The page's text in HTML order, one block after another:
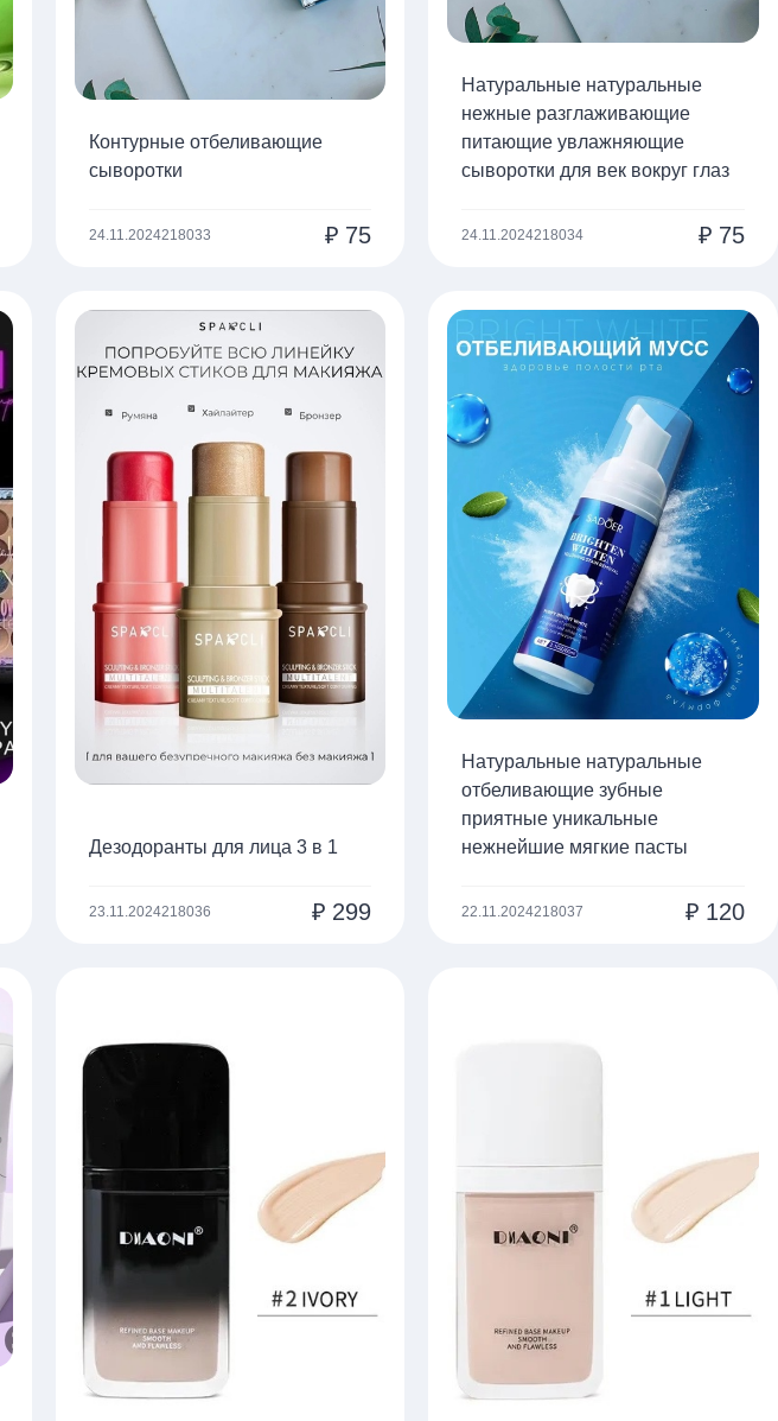
Контурные отбеливающие
сыворотки
24.11.2024218033 ₽ 75
Натуральные натуральные
нежные разглаживающие
питающие увлажняющие
сыворотки для век вокруг глаз
24.11.2024218034 ₽ 75
Дезодоранты для лица 3 в 1
23.11.2024218036 ₽ 299
Натуральные натуральные
отбеливающие зубные
приятные уникальные
нежнейшие мягкие пасты
22.11.2024218037 ₽ 120